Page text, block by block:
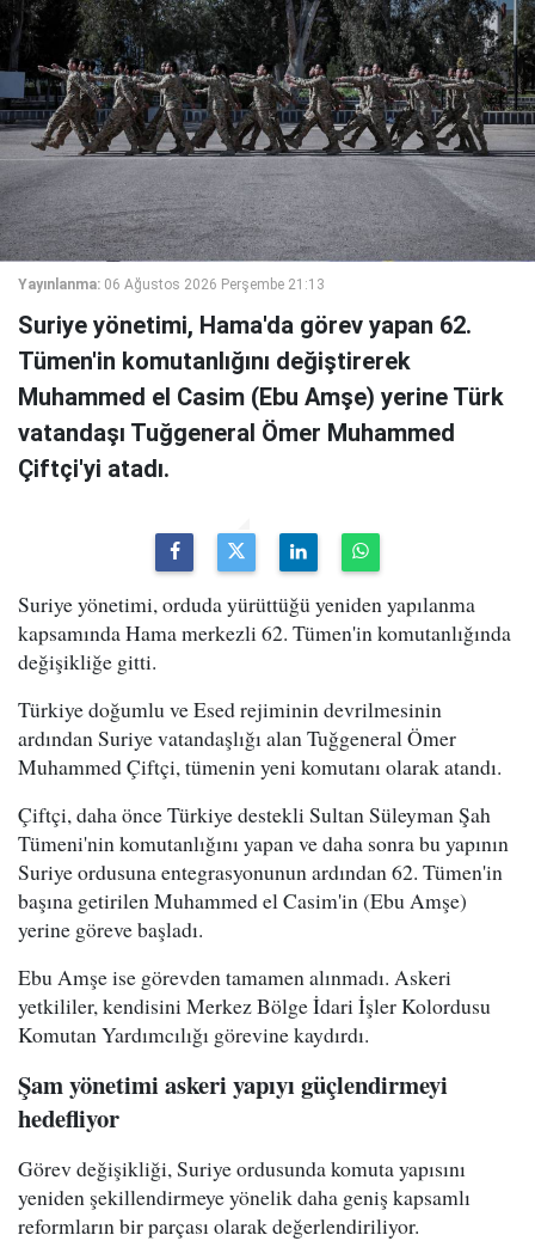
Yayınlanma: 06 Ağustos 2026 Perşembe 21:13
Suriye yönetimi, Hama'da görev yapan 62.
Tümen'in komutanlığını değiştirerek
Muhammed el Casim (Ebu Amşe) yerine Türk
vatandaşı Tuğgeneral Ömer Muhammed
Çiftçi'yi atadı.
Suriye yönetimi, orduda yürüttüğü yeniden yapılanma
kapsamında Hama merkezli 62. Tümen'in komutanlığında
değişikliğe gitti.
Türkiye doğumlu ve Esed rejiminin devrilmesinin
ardından Suriye vatandaşlığı alan Tuğgeneral Ömer
Muhammed Çiftçi, tümenin yeni komutanı olarak atandı.
Çiftçi, daha önce Türkiye destekli Sultan Süleyman Şah
Tümeni'nin komutanlığını yapan ve daha sonra bu yapının
Suriye ordusuna entegrasyonunun ardından 62. Tümen'in
başına getirilen Muhammed el Casim'in (Ebu Amşe)
yerine göreve başladı.
Ebu Amşe ise görevden tamamen alınmadı. Askeri
yetkililer, kendisini Merkez Bölge İdari İşler Kolordusu
Komutan Yardımcılığı görevine kaydırdı.
Şam yönetimi askeri yapıyı güçlendirmeyi
hedefliyor
Görev değişikliği, Suriye ordusunda komuta yapısını
yeniden şekillendirmeye yönelik daha geniş kapsamlı
reformların bir parçası olarak değerlendiriliyor.